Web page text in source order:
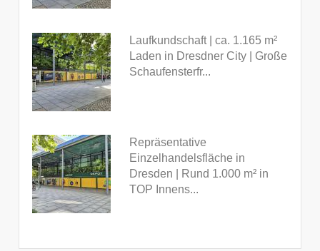
Laufkundschaft | ca. 1.165 m²
Laden in Dresdner City | Große
Schaufensterfr...
Repräsentative
Einzelhandelsfläche in
Dresden | Rund 1.000 m² in
TOP Innens...